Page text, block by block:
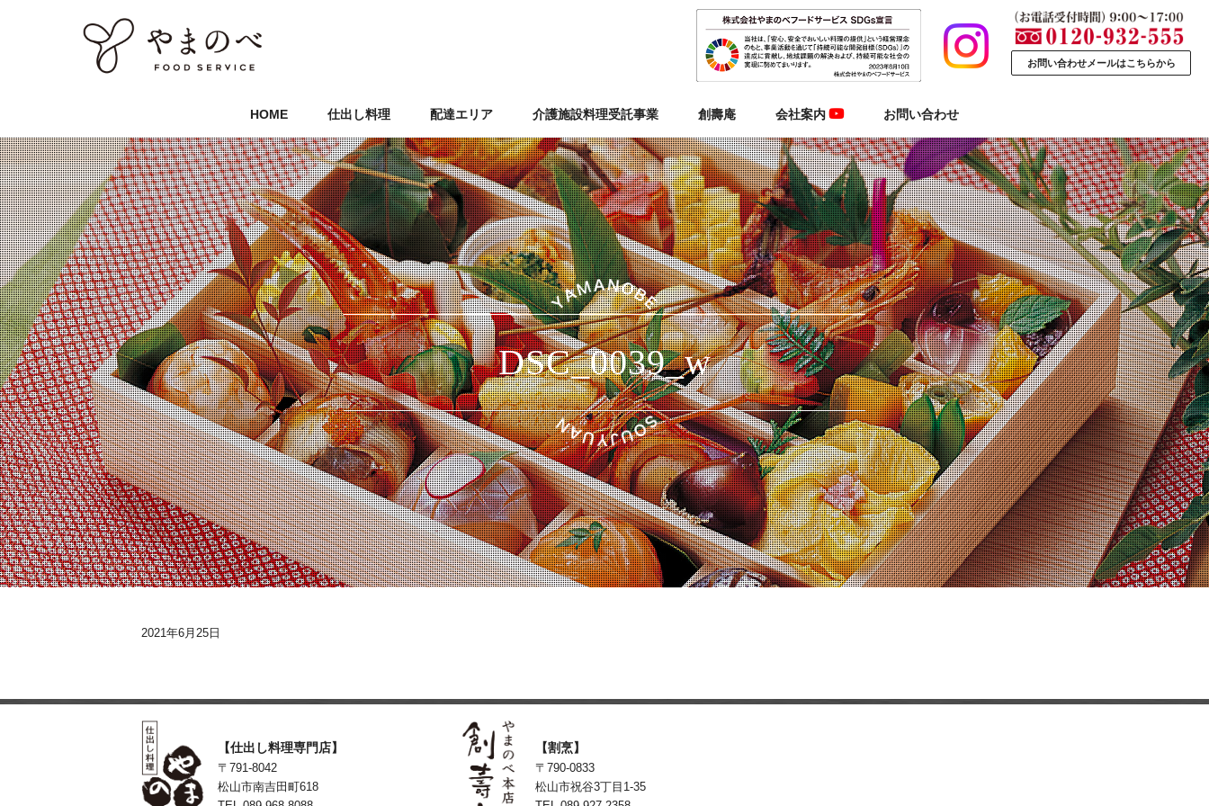
HOME 仕出し料理 配達エリア 介護施設料理受託事業 創壽庵 会社案内 お問い合わせ
お問い合わせメールはこちらから
DSC_0039_w
2021年6月25日
【仕出し料理専門店】
〒791-8042
松山市南吉田町618
【割烹】
〒790-0833
松山市祝谷3丁目1-35